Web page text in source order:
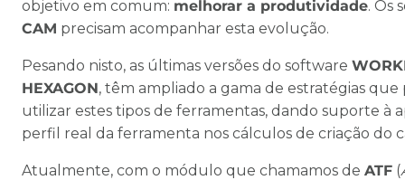
objetivo em comum: melhorar a produtividade. Os
CAM precisam acompanhar esta evolução.
Pesando nisto, as últimas versões do software
HEXAGON, têm ampliado a gama de estratégias
utilizar estes tipos de ferramentas, dando suporte à
perfil real da ferramenta nos cálculos de criação do
Atualmente, com o módulo que chamamos de ATF (